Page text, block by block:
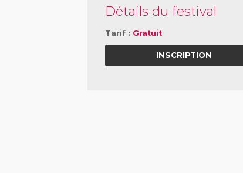
Détails du festival
Tarif : Gratuit
INSCRIPTION